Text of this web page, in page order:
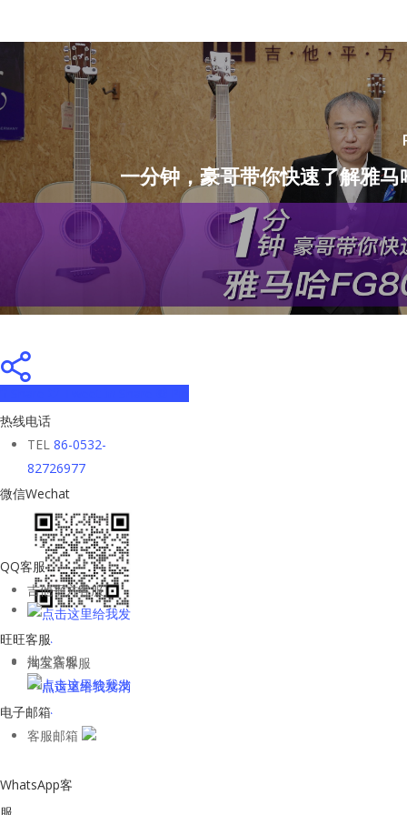
一分钟，豪哥带你快速了解雅马
热线电话
TEL 86-0532-
82726977
微信Wechat
QQ客服
吉他平方客服
批发客服
旺旺客服
淘宝店客服
电子邮箱
客服邮箱
WhatsApp客